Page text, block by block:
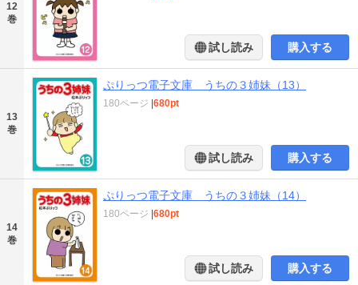
12
巻
試し読み 購入する
13
巻
ぷりっつ電子文庫 うちの３姉妹（13）
180ページ 680pt
試し読み 購入する
14
巻
ぷりっつ電子文庫 うちの３姉妹（14）
180ページ 680pt
試し読み 購入する